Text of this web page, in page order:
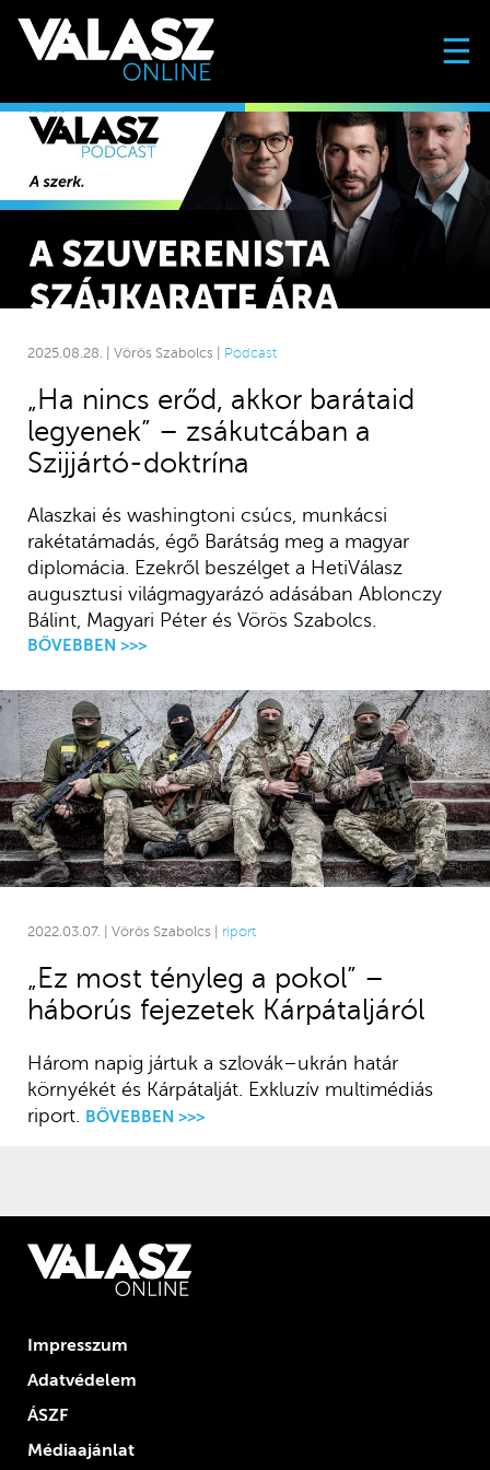
☰
2025.08.28. | Vörös Szabolcs | Podcast
„Ha nincs erőd, akkor barátaid
legyenek” – zsákutcában a
Szijjártó-doktrína
Alaszkai és washingtoni csúcs, munkácsi
rakétatámadás, égő Barátság meg a magyar
diplomácia. Ezekről beszélget a HetiVálasz
augusztusi világmagyarázó adásában Ablonczy
Bálint, Magyari Péter és Vörös Szabolcs.
BŐVEBBEN >>>
2022.03.07. | Vörös Szabolcs | riport
„Ez most tényleg a pokol” –
háborús fejezetek Kárpátaljáról
Három napig jártuk a szlovák–ukrán határ
környékét és Kárpátalját. Exkluzív multimédiás
riport. BŐVEBBEN >>>
Impresszum
Adatvédelem
ÁSZF
Médiaajánlat